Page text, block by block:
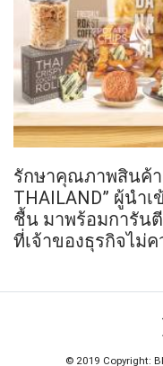
รักษาคุณภาพสินค้า
THAILAND” ผู้นำ
ชื้น มาพร้อมการัน
ที่เจ้าของธุรกิจไม่
© 2019 Copyright: